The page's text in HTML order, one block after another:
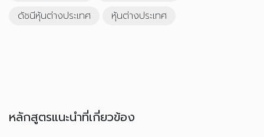
ดัชนีหุ้นต่างประเทศ
หุ้นต่างประเทศ
หลักสูตรแนะนำที่เกี่ยวข้อง